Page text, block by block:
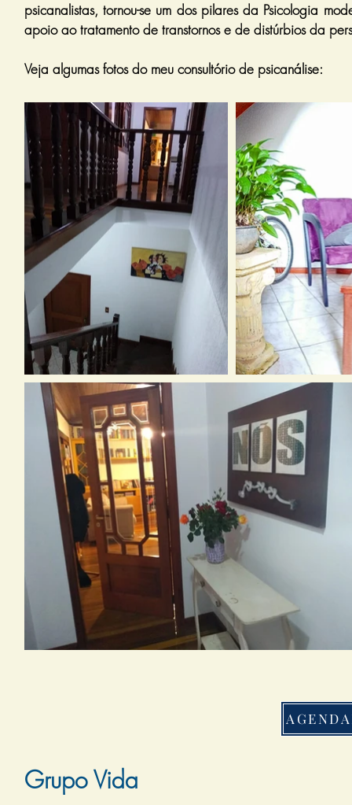
psicanalistas, tornou-se um dos pilares da Psicologia
apoio ao tratamento de transtornos e de distúrbios da
Veja algumas fotos do meu consultório de psicanálise:
Grupo Vida